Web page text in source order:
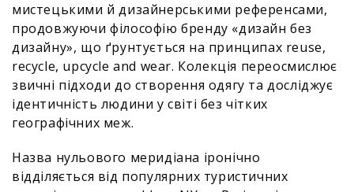
мистецькими й дизайнерськими референсами,
продовжуючи філософію бренду «дизайн без
дизайну», що ґрунтується на принципах reuse,
recycle, upcycle and wear. Колекція переосмислює
звичні підходи до створення одягу та досліджує
ідентичність людини у світі без чітких
географічних меж.
Назва нульового меридіана іронічно
відділяється від популярних туристичних